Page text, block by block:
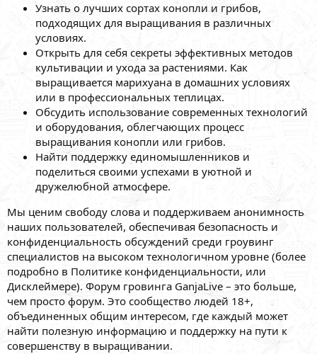
Узнать о лучших сортах конопли и грибов,
подходящих для выращивания в различных
условиях.
Открыть для себя секреты эффективных методов
культивации и ухода за растениями. Как
выращивается марихуана в домашних условиях
или в профессиональных теплицах.
Обсудить использование современных технологий
и оборудования, облегчающих процесс
выращивания конопли или грибов.
Найти поддержку единомышленников и
поделиться своими успехами в уютной и
дружелюбной атмосфере.
Мы ценим свободу слова и поддерживаем анонимность
наших пользователей, обеспечивая безопасность и
конфиденциальность обсуждений среди гроувинг
специалистов на высоком технологичном уровне (более
подробно в Политике конфиденциальности, или
Дисклеймере). Форум гровинга GanjaLive – это больше,
чем просто форум. Это сообщество людей 18+,
объединенных общим интересом, где каждый может
найти полезную информацию и поддержку на пути к
совершенству в выращивании.